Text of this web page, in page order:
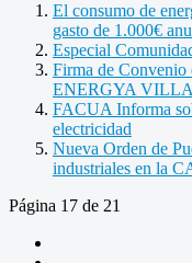
El consumo de
gasto de 1.000€
Especial
Firma de
ENERGYA
FACUA Informa
electricidad
Nueva Orden de
industriales en la
Página 17 de 21